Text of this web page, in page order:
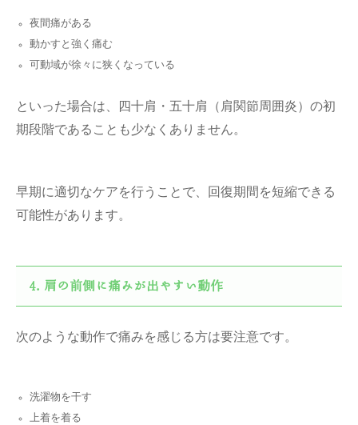
夜間痛がある
動かすと強く痛む
可動域が徐々に狭くなっている
といった場合は、四十肩・五十肩（肩関節周囲炎）の初
期段階であることも少なくありません。
早期に適切なケアを行うことで、回復期間を短縮できる
可能性があります。
肩の前側に痛みが出やすい動作
次のような動作で痛みを感じる方は要注意です。
洗濯物を干す
上着を着る